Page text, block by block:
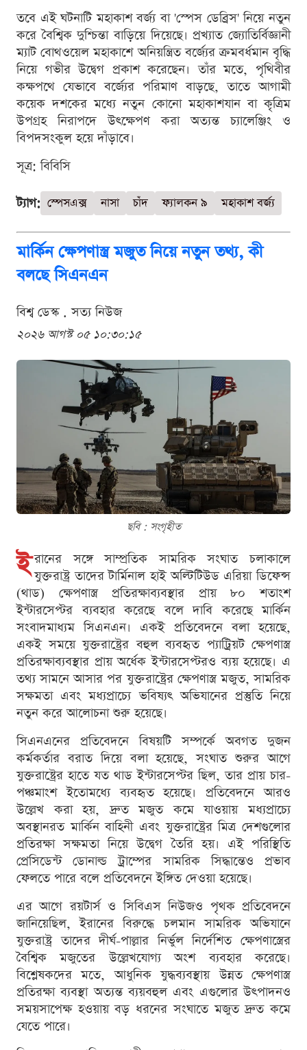
তবে এই ঘটনাটি মহাকাশ বর্জ্য বা 'স্পেস ডেব্রিস' নিয়ে নতুন
করে বৈশ্বিক দুশ্চিন্তা বাড়িয়ে দিয়েছে। প্রখ্যাত জ্যোতির্বিজ্ঞানী
ম্যাট বোথওয়েল মহাকাশে অনিয়ন্ত্রিত বর্জ্যের ক্রমবর্ধমান বৃদ্ধি
নিয়ে গভীর উদ্বেগ প্রকাশ করেছেন। তাঁর মতে, পৃথিবীর
কক্ষপথে যেভাবে বর্জ্যের পরিমাণ বাড়ছে, তাতে আগামী
কয়েক দশকের মধ্যে নতুন কোনো মহাকাশযান বা কৃত্রিম
উপগ্রহ নিরাপদে উৎক্ষেপণ করা অত্যন্ত চ্যালেঞ্জিং ও
বিপদসংকুল হয়ে দাঁড়াবে।
সূত্র: বিবিসি
ট্যাগ: স্পেসএক্স নাসা চাঁদ ফ্যালকন ৯ মহাকাশ বর্জ্য
মার্কিন ক্ষেপণাস্ত্র মজুত নিয়ে নতুন তথ্য, কী
বলছে সিএনএন
বিশ্ব ডেস্ক . সত্য নিউজ
২০২৬ আগস্ট ০৫ ১০:৩০:১৫
ছবি : সংগৃহীত
ই রানের সঙ্গে সাম্প্রতিক সামরিক সংঘাত চলাকালে
যুক্তরাষ্ট্র তাদের টার্মিনাল হাই অল্টিটিউড এরিয়া ডিফেন্স
(থাড) ক্ষেপণাস্ত্র প্রতিরক্ষাব্যবস্থার প্রায় ৮০ শতাংশ
ইন্টারসেপ্টর ব্যবহার করেছে বলে দাবি করেছে মার্কিন
সংবাদমাধ্যম সিএনএন। একই প্রতিবেদনে বলা হয়েছে,
একই সময়ে যুক্তরাষ্ট্রের বহুল ব্যবহৃত প্যাট্রিয়ট ক্ষেপণাস্ত্র
প্রতিরক্ষাব্যবস্থার প্রায় অর্ধেক ইন্টারসেপ্টরও ব্যয় হয়েছে। এ
তথ্য সামনে আসার পর যুক্তরাষ্ট্রের ক্ষেপণাস্ত্র মজুত, সামরিক
সক্ষমতা এবং মধ্যপ্রাচ্যে ভবিষ্যৎ অভিযানের প্রস্তুতি নিয়ে
নতুন করে আলোচনা শুরু হয়েছে।
সিএনএনের প্রতিবেদনে বিষয়টি সম্পর্কে অবগত দুজন
কর্মকর্তার বরাত দিয়ে বলা হয়েছে, সংঘাত শুরুর আগে
যুক্তরাষ্ট্রের হাতে যত থাড ইন্টারসেপ্টর ছিল, তার প্রায় চার-
পঞ্চমাংশ ইতোমধ্যে ব্যবহৃত হয়েছে। প্রতিবেদনে আরও
উল্লেখ করা হয়, দ্রুত মজুত কমে যাওয়ায় মধ্যপ্রাচ্যে
অবস্থানরত মার্কিন বাহিনী এবং যুক্তরাষ্ট্রের মিত্র দেশগুলোর
প্রতিরক্ষা সক্ষমতা নিয়ে উদ্বেগ তৈরি হয়। এই পরিস্থিতি
প্রেসিডেন্ট ডোনাল্ড ট্রাম্পের সামরিক সিদ্ধান্তেও প্রভাব
ফেলতে পারে বলে প্রতিবেদনে ইঙ্গিত দেওয়া হয়েছে।
এর আগে রয়টার্স ও সিবিএস নিউজও পৃথক প্রতিবেদনে
জানিয়েছিল, ইরানের বিরুদ্ধে চলমান সামরিক অভিযানে
যুক্তরাষ্ট্র তাদের দীর্ঘ-পাল্লার নির্ভুল নির্দেশিত ক্ষেপণাস্ত্রের
বৈশ্বিক মজুতের উল্লেখযোগ্য অংশ ব্যবহার করেছে।
বিশ্লেষকদের মতে, আধুনিক যুদ্ধব্যবস্থায় উন্নত ক্ষেপণাস্ত্র
প্রতিরক্ষা ব্যবস্থা অত্যন্ত ব্যয়বহুল এবং এগুলোর উৎপাদনও
সময়সাপেক্ষ হওয়ায় বড় ধরনের সংঘাতে মজুত দ্রুত কমে
যেতে পারে।